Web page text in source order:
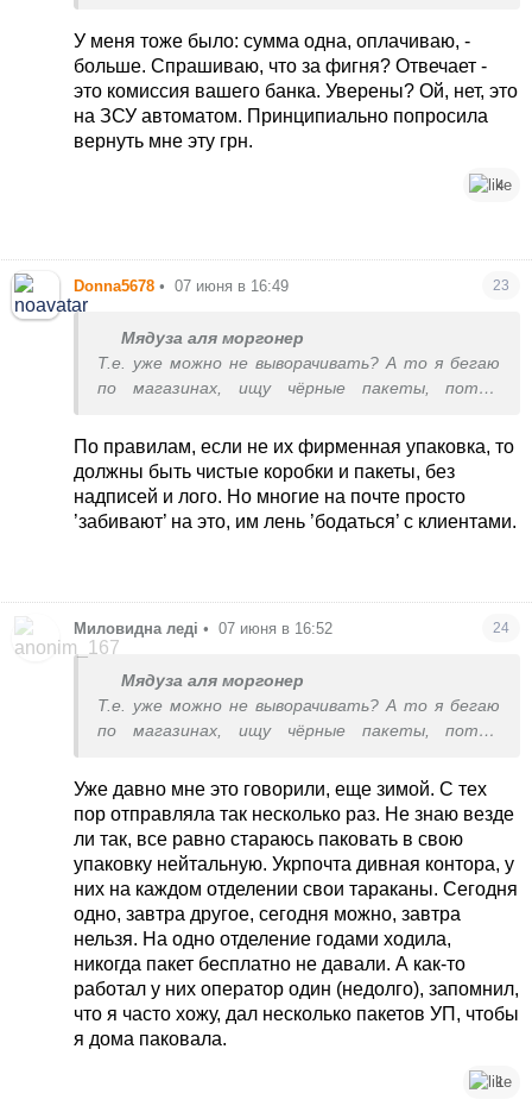
У меня тоже было: сумма одна, оплачиваю, -
больше. Спрашиваю, что за фигня? Отвечает -
это комиссия вашего банка. Уверены? Ой, нет, это
на ЗСУ автоматом. Принципиально попросила
вернуть мне эту грн.
4
Donna5678 • 07 июня в 16:49 23
Мядуза аля моргонер
Т.е. уже можно не выворачивать? А то я бегаю
по магазинах, ищу чёрные пакеты, потом
По правилам, если не их фирменная упаковка, то
должны быть чистые коробки и пакеты, без
надписей и лого. Но многие на почте просто
’забивают’ на это, им лень ’бодаться’ с клиентами.
Миловидна леді • 07 июня в 16:52 24
Мядуза аля моргонер
Т.е. уже можно не выворачивать? А то я бегаю
по магазинах, ищу чёрные пакеты, потом
Уже давно мне это говорили, еще зимой. С тех
пор отправляла так несколько раз. Не знаю везде
ли так, все равно стараюсь паковать в свою
упаковку нейтальную. Укрпочта дивная контора, у
них на каждом отделении свои тараканы. Сегодня
одно, завтра другое, сегодня можно, завтра
нельзя. На одно отделение годами ходила,
никогда пакет бесплатно не давали. А как-то
работал у них оператор один (недолго), запомнил,
что я часто хожу, дал несколько пакетов УП, чтобы
я дома паковала.
1